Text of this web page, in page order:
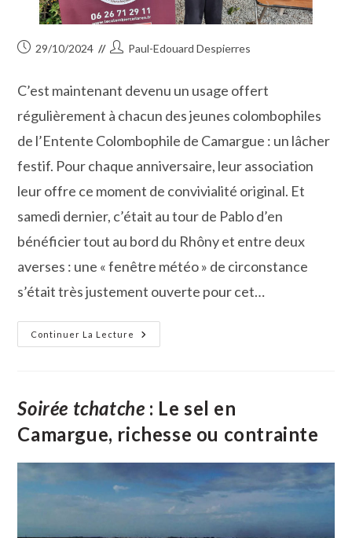
Publication
29/10/2024
Auteur/autrice
publication :
Paul-Edouard Despierres
C’est maintenant devenu un usage offert
régulièrement à chacun des jeunes colombophiles
de l’Entente Colombophile de Camargue : un lâcher
festif. Pour chaque anniversaire, leur association
leur offre ce moment de convivialité original. Et
samedi dernier, c’était au tour de Pablo d’en
bénéficier tout au bord du Rhôny et entre deux
averses : une « fenêtre météo » de circonstance
s’était très justement ouverte pour cet…
Continuer La Lecture
12
Ans
Lâcher
Soirée tchatche : Le sel en
Camargue, richesse ou contrainte